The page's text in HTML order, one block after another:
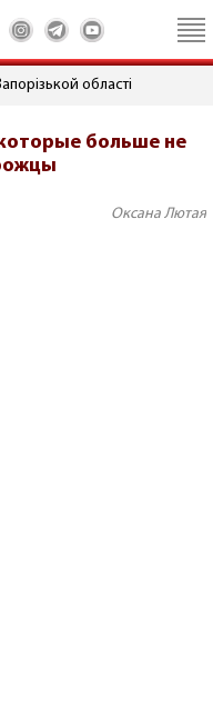
області
больше не
Оксана Лютая